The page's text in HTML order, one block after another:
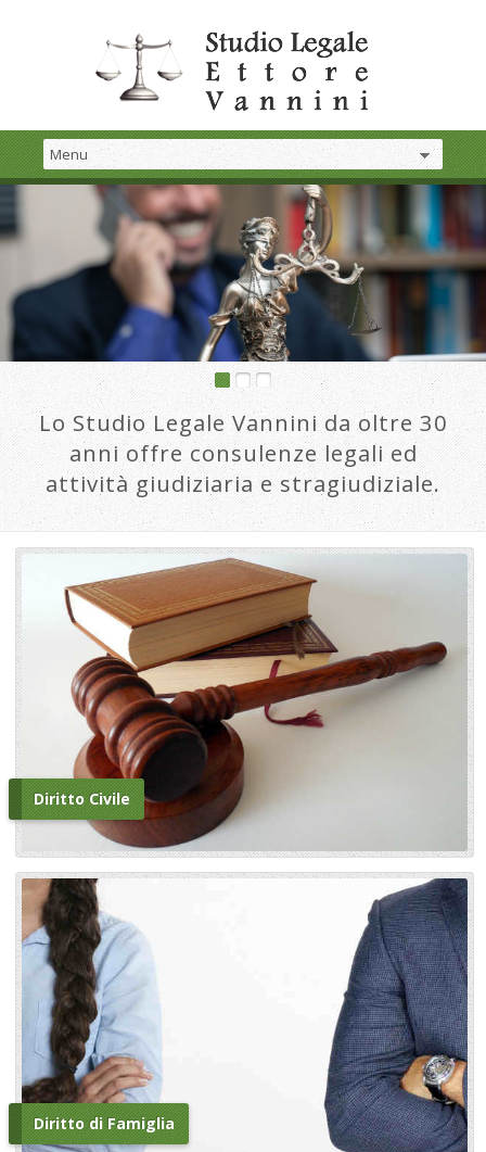
Lo Studio Legale Vannini da oltre 30
anni offre consulenze legali ed
attività giudiziaria e stragiudiziale.
Diritto Civile
Diritto di Famiglia